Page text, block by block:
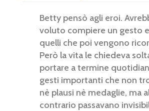
GUSTO ITALIANO (
Betty pensò agli eroi.
voluto compiere un gesto
quelli che poi vengono
Però la vita le chiedeva
portare a termine
gesti importanti che non
nè plausi nè medaglie, ma
contrario passavano